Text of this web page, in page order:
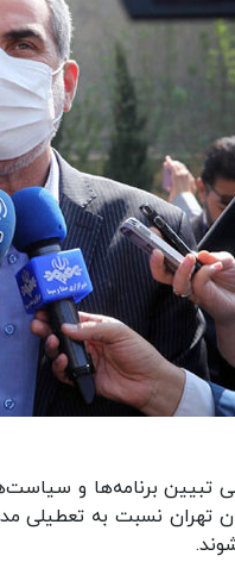
برنامه‌ها و
تهران نسبت به